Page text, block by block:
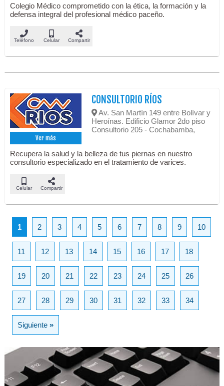
Colegio Médico comprometido con la ética, la formación y la
defensa integral del profesional médico paceño.
Teléfono Celular Compartir
Ver más
CONSULTORIO RÍOS
Av. San Martín 149 entre Bolívar y
Heroínas. Edificio Glamor 2do piso
Consultorio 205 - Cochabamba,
Recupera la salud y la belleza de tus piernas en nuestro
consultorio especializado en el tratamiento de varices.
Celular Compartir
1 2 3 4 5 6 7 8 9 10
11 12 13 14 15 16 17 18
19 20 21 22 23 24 25 26
27 28 29 30 31 32 33 34
Siguiente»